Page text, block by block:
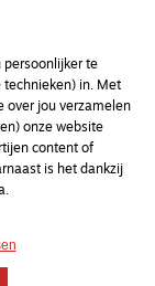
persoonlijker te
technieken) in. Met
over jou verzamelen
onze website
content of
is het dankzij